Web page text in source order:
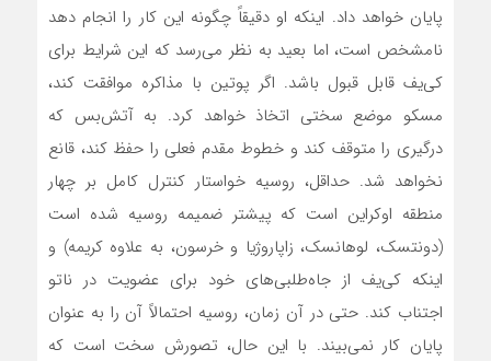
پایان خواهد داد. اینکه او دقیقاً چگونه این کار را انجام دهد
نامشخص است، اما بعید به نظر می‌رسد که این شرایط برای
کی‌یف قابل قبول باشد. اگر پوتین با مذاکره موافقت کند،
مسکو موضع سختی اتخاذ خواهد کرد. به آتش‌بس که
درگیری را متوقف کند و خطوط مقدم فعلی را حفظ کند، قانع
نخواهد شد. حداقل، روسیه خواستار کنترل کامل بر چهار
منطقه اوکراین است که پیشتر ضمیمه روسیه شده است
(دونتسک، لوهانسک، زاپاروژیا و خرسون، به علاوه کریمه) و
اینکه کی‌یف از جاه‌طلبی‌های خود برای عضویت در ناتو
اجتناب کند. حتی در آن زمان، روسیه احتمالاً آن را به عنوان
پایان کار نمی‌بیند. با این حال، تصورش سخت است که